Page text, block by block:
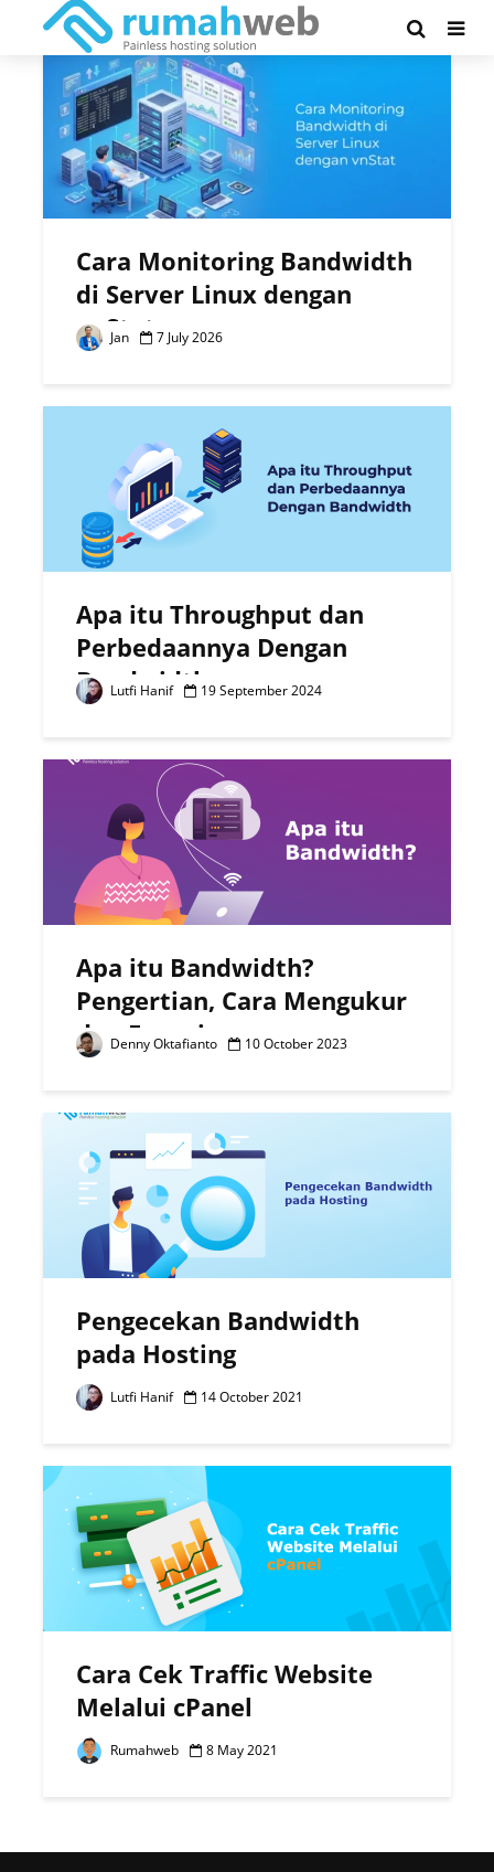
Tag - bandwidth
Cara Monitoring Bandwidth
di Server Linux dengan
vnStat
Jan 7 July 2026
Apa itu Throughput dan
Perbedaannya Dengan
Bandwidth
Lutfi Hanif 19 September 2024
Apa itu Bandwidth?
Pengertian, Cara Mengukur
dan Fungsinya
Denny Oktafianto 10 October 2023
Pengecekan Bandwidth
pada Hosting
Lutfi Hanif 14 October 2021
Cara Cek Traffic Website
Melalui cPanel
Rumahweb 8 May 2021